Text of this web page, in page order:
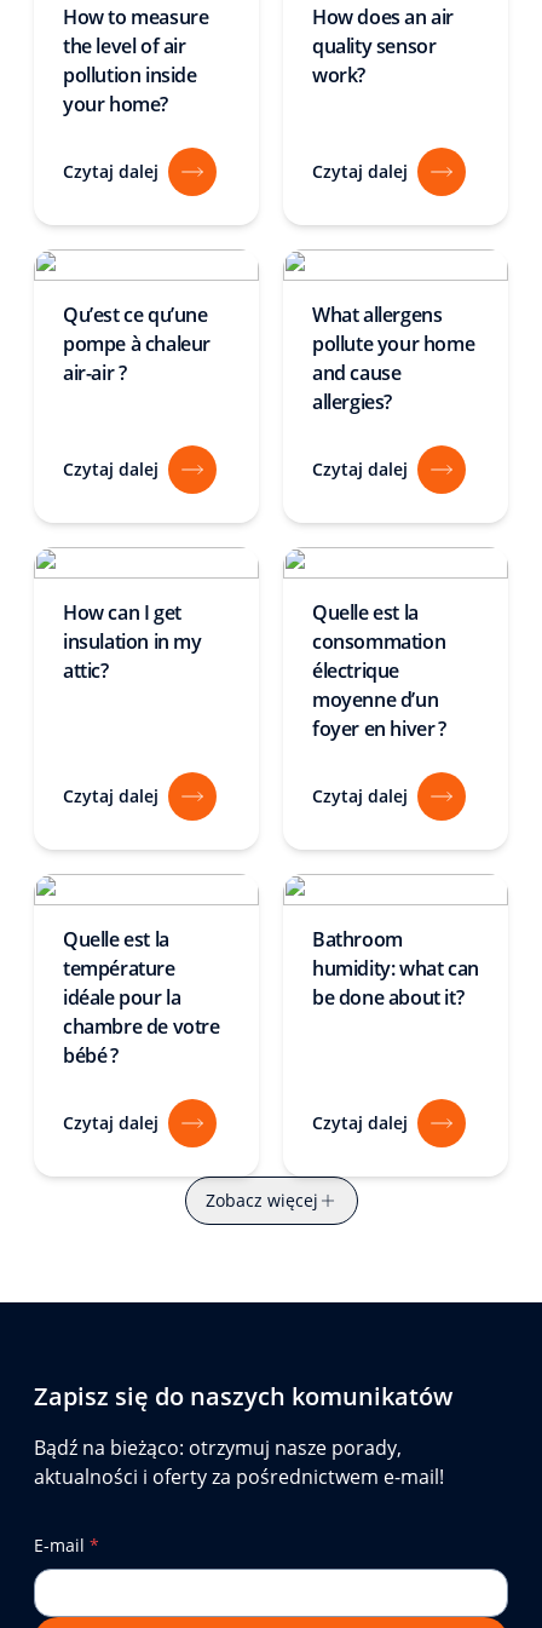
How to measure
the level of air
pollution inside
your home?
Czytaj dalej
How does an air
quality sensor
work?
Czytaj dalej
Qu’est ce qu’une
pompe à chaleur
air-air ?
Czytaj dalej
What allergens
pollute your home
and cause
allergies?
Czytaj dalej
How can I get
insulation in my
attic?
Czytaj dalej
Quelle est la
consommation
électrique
moyenne d’un
foyer en hiver ?
Czytaj dalej
Quelle est la
température
idéale pour la
chambre de votre
bébé ?
Czytaj dalej
Bathroom
humidity: what can
be done about it?
Czytaj dalej
Zobacz więcej
Zapisz się do naszych komunikatów
Bądź na bieżąco: otrzymuj nasze porady,
aktualności i oferty za pośrednictwem e-mail!
E-mail *